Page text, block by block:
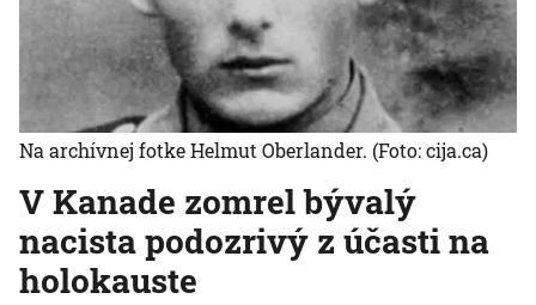
V Kanade zomrel bývalý
nacista podozrivý z účasti na
holokauste
Na archívnej fotke Helmut Oberlander. (Foto: cija.ca)